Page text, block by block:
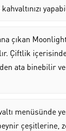
çıkan
Çiftlik
ata binebilir
menüsünde
çeşitlerine,